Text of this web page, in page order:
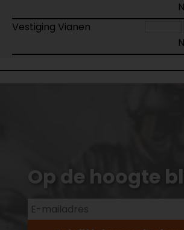
Vestiging Vianen
Op de hoogte